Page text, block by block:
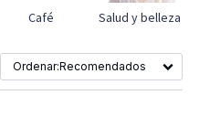
Café Salud y belleza
Recomendados